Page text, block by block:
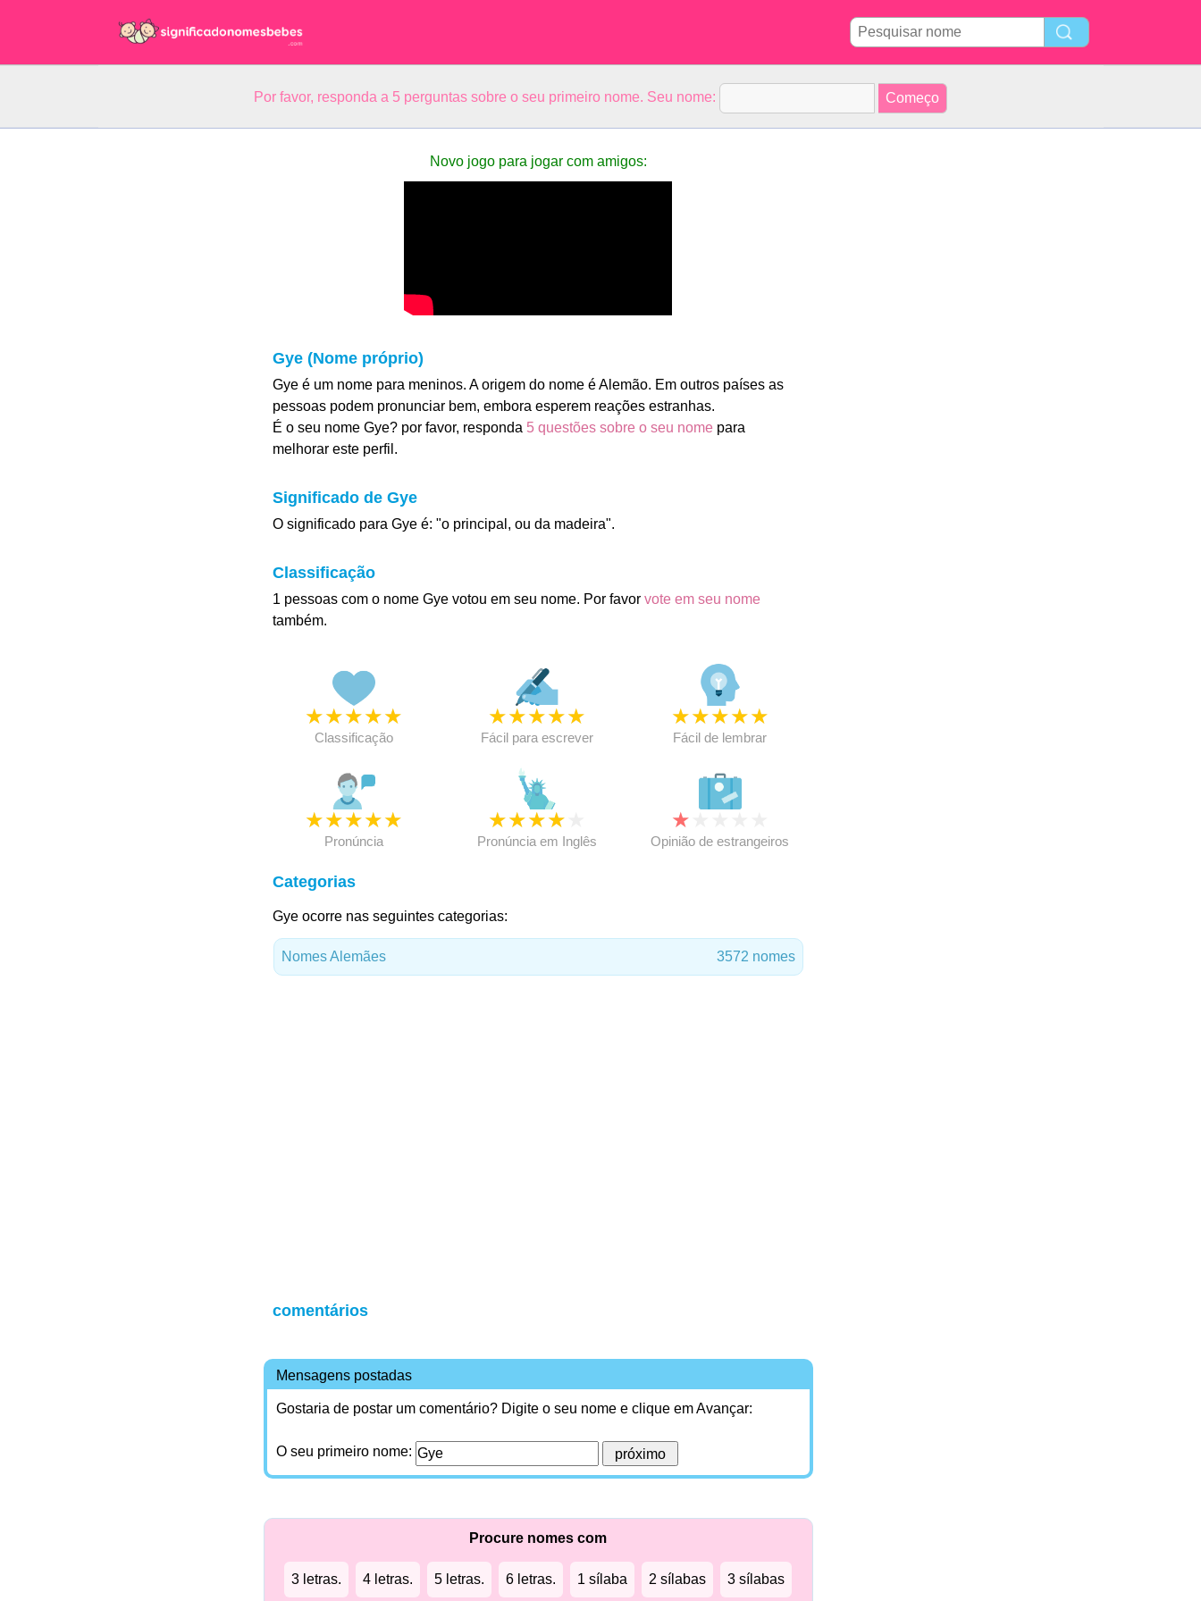
Por favor, responda a 5 perguntas sobre o seu primeiro nome. Seu nome:
Novo jogo para jogar com amigos:
Gye (Nome próprio)
Gye é um nome para meninos. A origem do nome é Alemão. Em outros países as
pessoas podem pronunciar bem, embora esperem reações estranhas.
É o seu nome Gye? por favor, responda 5 questões sobre o seu nomepara
melhorar este perfil.
Significado de Gye
O significado para Gye é: "o principal, ou da madeira".
Classificação
1 pessoas com o nome Gye votou em seu nome. Por favor vote em seu nome
também.
★★★★★
Classificação
★★★★★
Fácil para escrever
★★★★★
Fácil de lembrar
★★★★★
Pronúncia
★★★★
Pronúncia em Inglês
★
Opinião de estrangeiros
Categorias
Gye ocorre nas seguintes categorias:
Nomes Alemães 3572 nomes
comentários
Mensagens postadas
Gostaria de postar um comentário? Digite o seu nome e clique em Avançar:
O seu primeiro nome:
Procure nomes com
3 letras. 4 letras. 5 letras. 6 letras. 1 sílaba 2 sílabas 3 sílabas